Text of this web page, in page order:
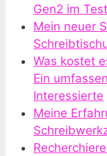
Gen2 im Test
Mein neuer
Was kostet
Ein
Interessierte
Meine